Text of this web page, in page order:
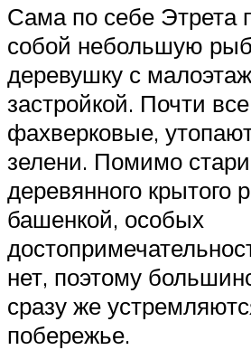
Сама по себе Этрета
собой небольшую
деревушку с
застройкой. Почти
фахверковые,
зелени. Помимо
деревянного крытого
башенкой, особых
нет, поэтому
сразу же
побережье.